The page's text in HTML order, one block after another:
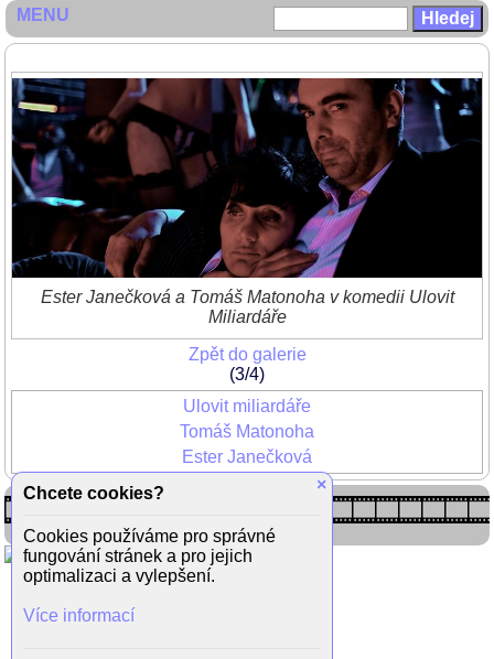
Ester Janečková a Tomáš Matonoha v komedii Ulovit
Miliardáře
Zpět do galerie
(3/4)
Ulovit miliardáře
Tomáš Matonoha
Ester Janečková
MENU
×
Chcete cookies?
Cookies používáme pro správné
fungování stránek a pro jejich
optimalizaci a vylepšení.
Více informací